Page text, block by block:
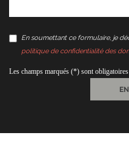
En soumettant ce formulaire, je
politique de confidentialité des
Les champs marqués (*) sont